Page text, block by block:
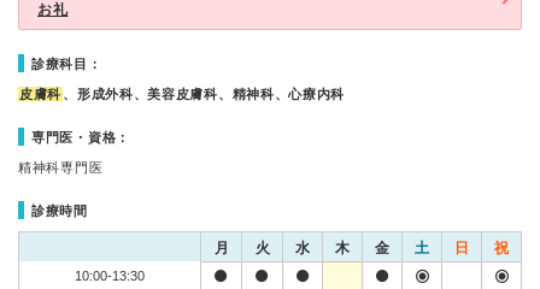
お礼
診療科目：
皮膚科 、形成外科、美容皮膚科、精神科、心療内科
専門医・資格：
精神科専門医
診療時間
月 火 水 木 金 土 日 祝
10:00-13:30